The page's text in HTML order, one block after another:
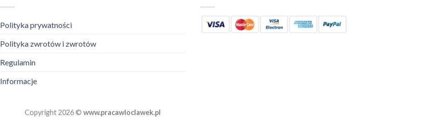
Polityka prywatności
Polityka zwrotów i zwrotów
Regulamin
Informacje
Copyright 2026 © www.pracawloclawek.pl